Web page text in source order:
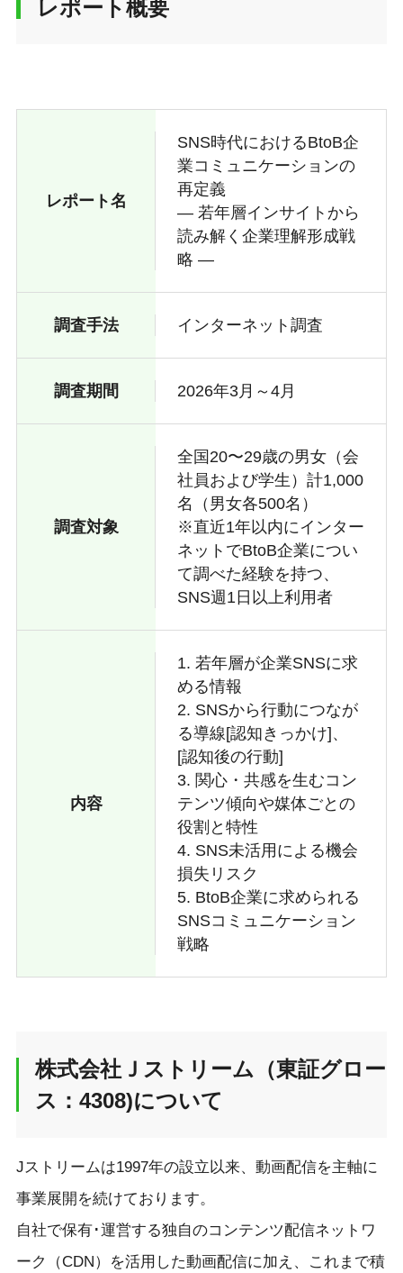
レポート概要
レポート名
SNS時代におけるBtoB企
業コミュニケーションの
再定義
― 若年層インサイトから
読み解く企業理解形成戦
略 ―
調査手法 インターネット調査
調査期間 2026年3月～4月
調査対象
全国20〜29歳の男女（会
社員および学生）計1,000
名（男女各500名）
※直近1年以内にインター
ネットでBtoB企業につい
て調べた経験を持つ、
SNS週1日以上利用者
内容
1. 若年層が企業SNSに求
める情報
2. SNSから行動につなが
る導線[認知きっかけ]、
[認知後の行動]
3. 関心・共感を生むコン
テンツ傾向や媒体ごとの
役割と特性
4. SNS未活用による機会
損失リスク
5. BtoB企業に求められる
SNSコミュニケーション
戦略
株式会社Ｊストリーム（東証グロー
ス：4308)について
Jストリームは1997年の設立以来、動画配信を主軸に
事業展開を続けております。
自社で保有･運営する独自のコンテンツ配信ネットワ
ーク（CDN）を活用した動画配信に加え、これまで積